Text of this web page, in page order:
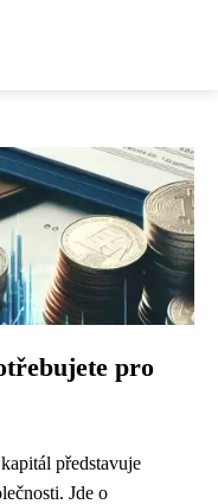
pro
představuje
Jde o